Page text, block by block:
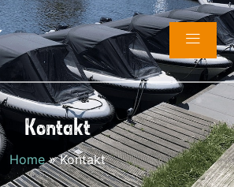
Kontakt
Home»Kontakt